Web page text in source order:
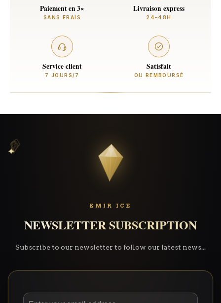
Paiement en 3×
SANS FRAIS
Livraison express
24–48H
Service client
7 JOURS/7
Satisfait
OU REMBOURSÉ
✦
✧
✦
EMIR ICE
NEWSLETTER SUBSCRIPTION
Subscribe to our newsletter to follow our latest news...